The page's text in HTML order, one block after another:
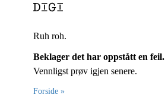
Ruh roh.
Beklager det har oppstått en feil.
Vennligst prøv igjen senere.
Forside »